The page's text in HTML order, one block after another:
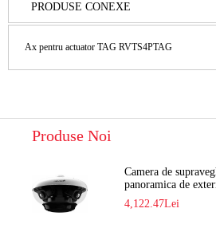
PRODUSE CONEXE
Ax pentru actuator TAG RVTS4PTAG
Produse Noi
Camera de
panoramica de
Navaio NGC-7482PR
4,122.47Lei